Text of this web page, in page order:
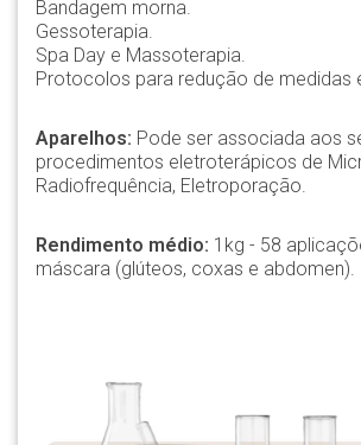
Bandagem morna.
Gessoterapia.
Spa Day e Massoterapia.
Protocolos para redução de medidas
Aparelhos: Pode ser associada aos
procedimentos eletroterápicos de
Radiofrequência, Eletroporação.
Rendimento médio: 1kg - 58
máscara (glúteos, coxas e abdomen).